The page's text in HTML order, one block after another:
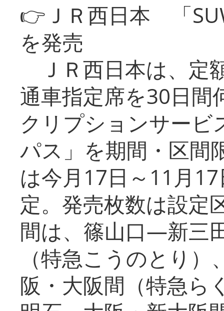
👉ＪＲ西日本 「
を発売
ＪＲ西日本は、定
通車指定席を30日間
クリプションサービ
パス」を期間・区間
は今月17日～11月
定。発売枚数は設定
間は、篠山口―新三
（特急こうのとり
阪・大阪間（特急